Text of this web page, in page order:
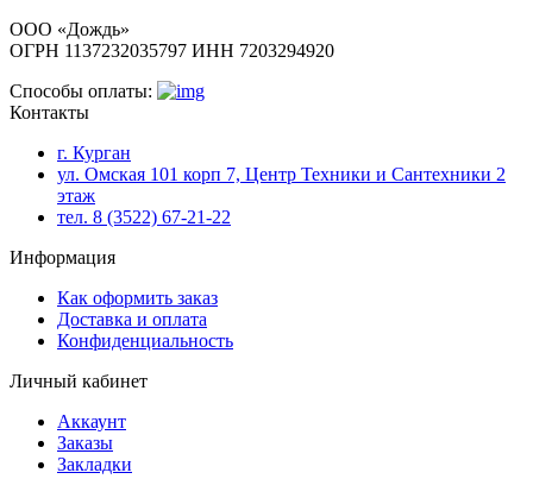
ООО «Дождь»
ОГРН 1137232035797 ИНН 7203294920
Способы оплаты:
Контакты
г. Курган
ул. Омская 101 корп 7, Центр Техники и Сантехники 2
этаж
тел. 8 (3522) 67-21-22
Информация
Как оформить заказ
Доставка и оплата
Конфиденциальность
Личный кабинет
Аккаунт
Заказы
Закладки